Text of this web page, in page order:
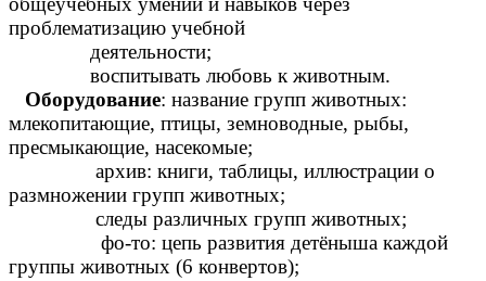
проблематизацию учебной
деятельности;
воспитывать любовь к животным.
Оборудование: название групп животных:
млекопитающие, птицы, земноводные, рыбы,
пресмыкающие, насекомые;
архив: книги, таблицы, иллюстрации о
размножении групп животных;
следы различных групп животных;
фо-то: цепь развития детёныша каждой
группы животных (6 конвертов);